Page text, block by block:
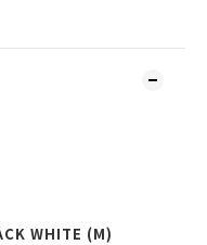
WHITE (M)